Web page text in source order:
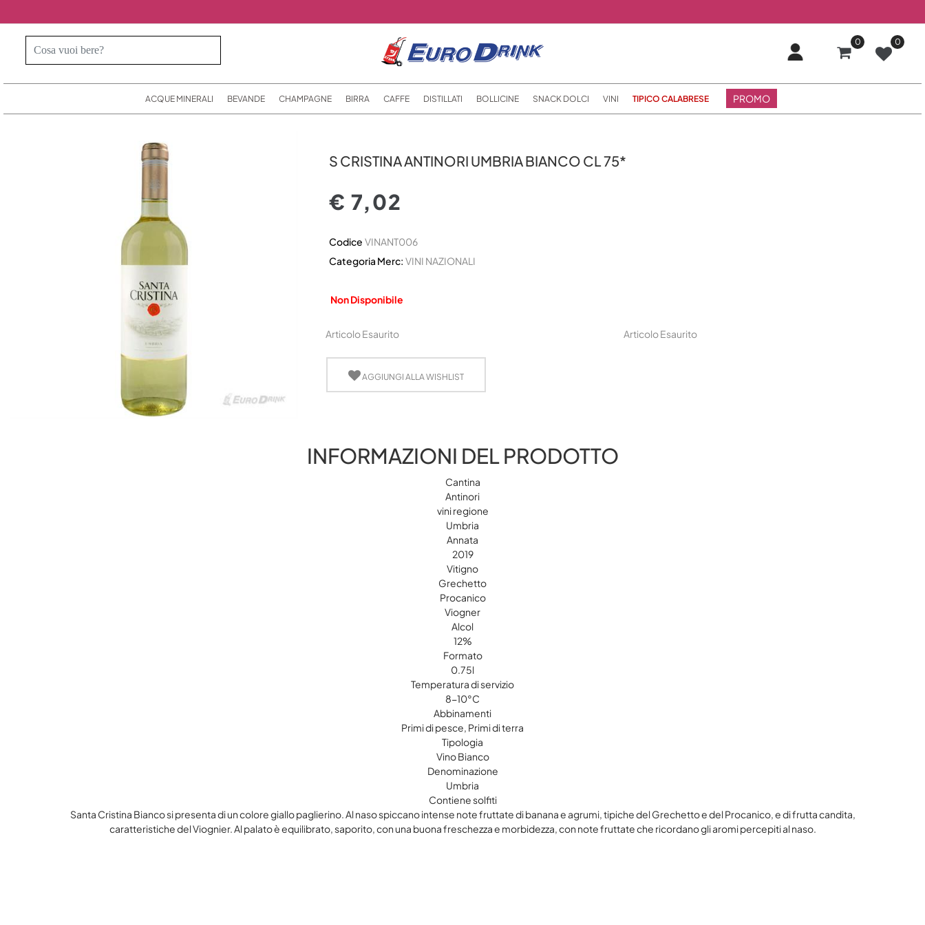
0 0
ACQUE MINERALI BEVANDE CHAMPAGNE BIRRA CAFFE DISTILLATI BOLLICINE SNACK DOLCI VINI TIPICO CALABRESE PROMO
S CRISTINA ANTINORI UMBRIA BIANCO CL 75*
€ 7,02
Codice VINANT006
Categoria Merc: VINI NAZIONALI
Non Disponibile
Articolo Esaurito Articolo Esaurito
AGGIUNGI ALLA WISHLIST
INFORMAZIONI DEL PRODOTTO
Cantina
Antinori
vini regione
Umbria
Annata
2019
Vitigno
Grechetto
Procanico
Viogner
Alcol
12%
Formato
0.75l
Temperatura di servizio
8-10°C
Abbinamenti
Primi di pesce, Primi di terra
Tipologia
Vino Bianco
Denominazione
Umbria
Contiene solfiti
Santa Cristina Bianco si presenta di un colore giallo paglierino. Al naso spiccano intense note fruttate di banana e agrumi, tipiche del Grechetto e del Procanico, e di frutta candita,
caratteristiche del Viognier. Al palato è equilibrato, saporito, con una buona freschezza e morbidezza, con note fruttate che ricordano gli aromi percepiti al naso.